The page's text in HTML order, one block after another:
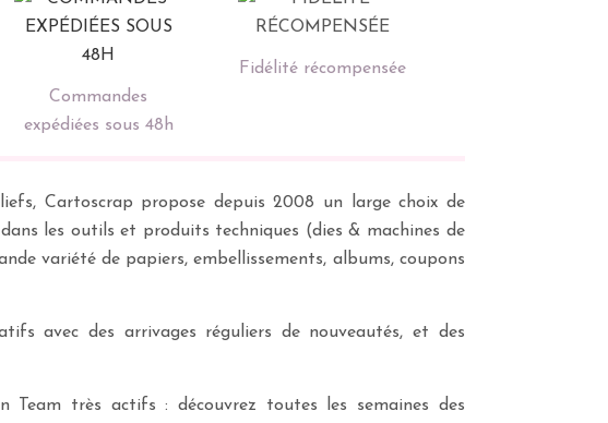
Commandes
expédiées sous 48h
Fidélité récompensée
Cartoscrap propose depuis 2008 un large choix de
les outils et produits techniques (dies & machines de
variété de papiers, embellissements, albums, coupons
avec des arrivages réguliers de nouveautés, et des
Team très actifs : découvrez toutes les semaines des